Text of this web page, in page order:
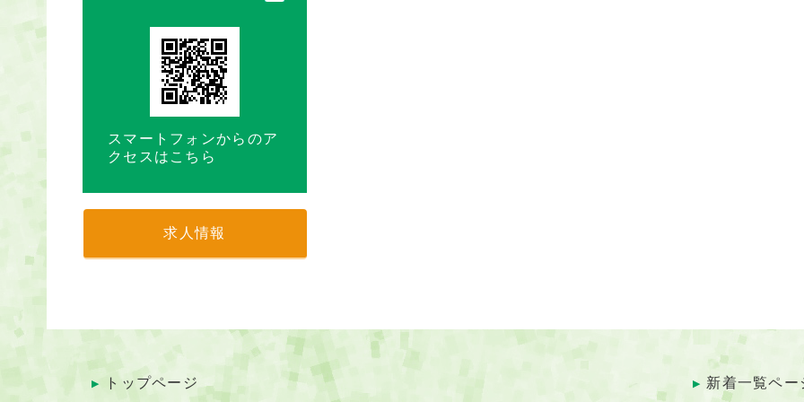
スマートフォンからのア
クセスはこちら
求人情報
トップページ 新着一覧ペー